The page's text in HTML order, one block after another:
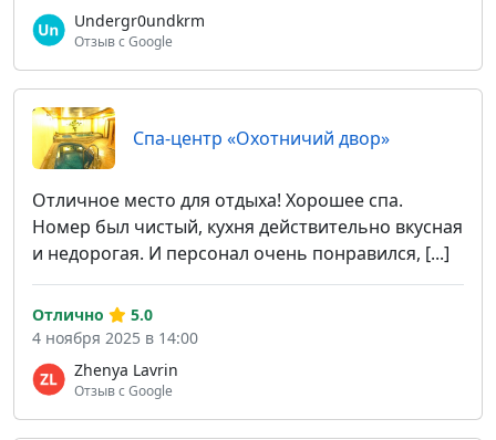
Undergr0undkrm
Отзыв с Google
Спа-центр «Охотничий двор»
Отличное место для отдыха! Хорошее спа.
Номер был чистый, кухня действительно вкусная
и недорогая. И персонал очень понравился, [...]
Zhenya Lavrin
Отзыв с Google
Отлично
5.0
4 ноября 2025 в 14:00